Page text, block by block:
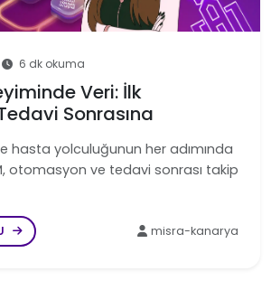
6 dk okuma
Veri: İlk
Sonrasına
hasta yolculuğunun her adımında
otomasyon ve tedavi sonrası takip
misra-kanarya